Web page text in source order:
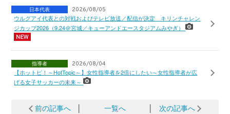
日本代表 2026/08/05
ウルグアイ代表との対戦およびテレビ放送／配信が決定 キリンチャレン
ジカップ2026（9.24＠宮城／キューアンドエースタジアムみやぎ）
指導者 2026/08/04
【ホットピ！～HotTopic～】女性指導者を2倍にしたい～女性指導者が広
げる女子サッカーの未来～
前の記事へ 一覧へ 次の記事へ